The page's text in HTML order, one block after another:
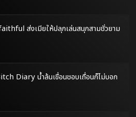
ส่งเมียให้ปลุกเล่นสนุกสามชั่วยาม
Diary น้ำล้นเขื่อนชอบเถื่อนก็ไม่บอก